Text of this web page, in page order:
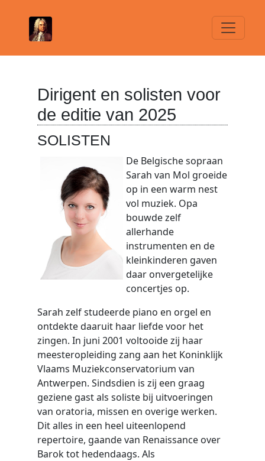
Dirigent en solisten voor
de editie van 2025
SOLISTEN
De Belgische sopraan
Sarah van Mol groeide
op in een warm nest
vol muziek. Opa
bouwde zelf
allerhande
instrumenten en de
kleinkinderen gaven
daar onvergetelijke
concertjes op.
Sarah zelf studeerde piano en orgel en
ontdekte daaruit haar liefde voor het
zingen. In juni 2001 voltooide zij haar
meesteropleiding zang aan het Koninklijk
Vlaams Muziekconservatorium van
Antwerpen. Sindsdien is zij een graag
geziene gast als soliste bij uitvoeringen
van oratoria, missen en overige werken.
Dit alles in een heel uiteenlopend
repertoire, gaande van Renaissance over
Barok tot hedendaags. Als